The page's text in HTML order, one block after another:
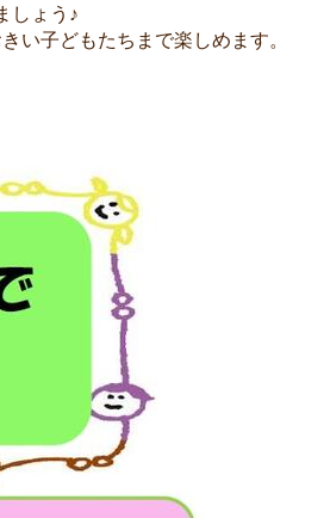
しょう♪
い子どもたちまで楽しめます。